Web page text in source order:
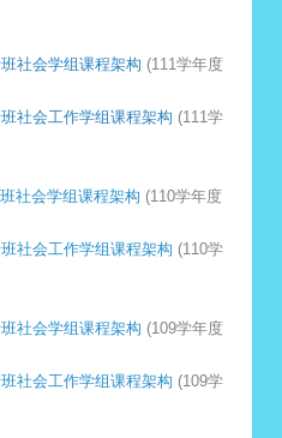
社会学组课程架构 (111学年度
社会工作学组课程架构 (111学
社会学组课程架构 (110学年度
社会工作学组课程架构 (110学
社会学组课程架构 (109学年度
社会工作学组课程架构 (109学